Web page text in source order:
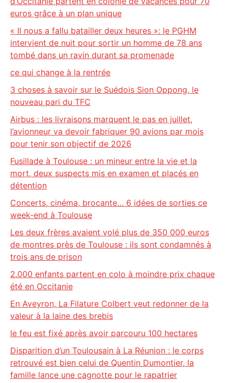
euros grâce à un plan unique
« Il nous a fallu batailler deux heures »: le PGHM
intervient de nuit pour sortir un homme de 78 ans
tombé dans un ravin durant sa promenade
ce qui change à la rentrée
3 choses à savoir sur le Suédois Sion Oppong, le
nouveau pari du TFC
Airbus : les livraisons marquent le pas en juillet,
l’avionneur va devoir fabriquer 90 avions par mois
pour tenir son objectif de 2026
Fusillade à Toulouse : un mineur entre la vie et la
mort, deux suspects mis en examen et placés en
détention
Concerts, cinéma, brocante… 6 idées de sorties ce
week-end à Toulouse
Les deux frères avaient volé plus de 350 000 euros
de montres près de Toulouse : ils sont condamnés à
trois ans de prison
2.000 enfants partent en colo à moindre prix chaque
été en Occitanie
En Aveyron, La Filature Colbert veut redonner de la
valeur à la laine des brebis
le feu est fixé après avoir parcouru 100 hectares
Disparition d’un Toulousain à La Réunion : le corps
retrouvé est bien celui de Quentin Dumontier, la
famille lance une cagnotte pour le rapatrier